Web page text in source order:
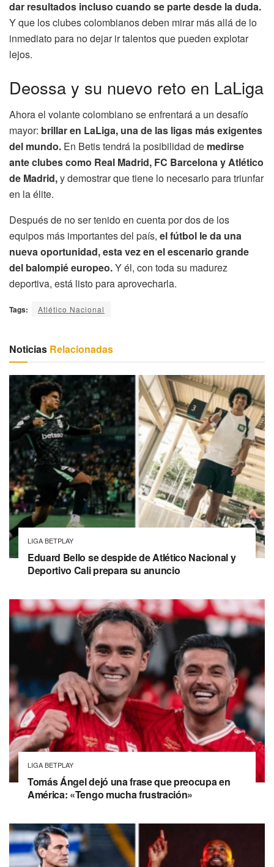
dar resultados incluso cuando se parte desde la duda.
Y que los clubes colombianos deben mirar más allá de lo
inmediato para no dejar ir talentos que pueden explotar
lejos.
Deossa y su nuevo reto en LaLiga
Ahora el volante colombiano se enfrentará a un desafío
mayor: brillar en LaLiga, una de las ligas más exigentes
del mundo. En Betis tendrá la posibilidad de medirse
ante clubes como Real Madrid, FC Barcelona y Atlético
de Madrid,y demostrar que tiene lo necesario para triunfar
en la élite.
Después de no ser tenido en cuenta por dos de los
equipos más importantes del país, el fútbol le da una
nueva oportunidad, esta vez en el escenario grande
del balompié europeo.Y él, con toda su madurez
deportiva, está listo para aprovecharla.
Tags: Atlético Nacional
Noticias Relacionadas
LIGA BETPLAY
Eduard Bello se despide de Atlético Nacional y
Deportivo Cali prepara su anuncio
LIGA BETPLAY
Tomás Ángel dejó una frase que preocupa en
América: «Tengo mucha frustración»